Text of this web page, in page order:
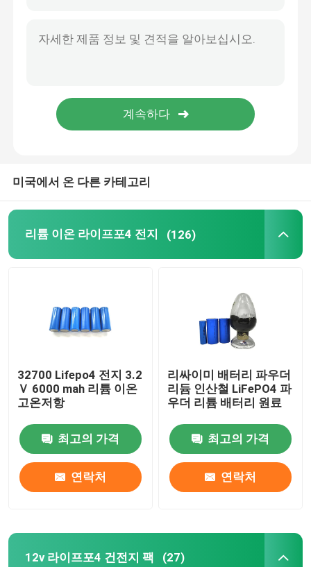
48V 라이프포4 건전지 팩
오프 그리드 태양 하이브리드 인버터
휴대용 발전소
미국에서 온 다른 카테고리
리튬 이온 라이프포4 전지 (126)
32700 Lifepo4 전지 3.2
Ｖ 6000 mah 리튬 이온
고온저항
최고의 가격
연락처
리싸이미 배터리 파우더
리듐 인산철 LiFePO4 파
우더 리튬 배터리 원료
최고의 가격
연락처
12v 라이프포4 건전지 팩 (27)